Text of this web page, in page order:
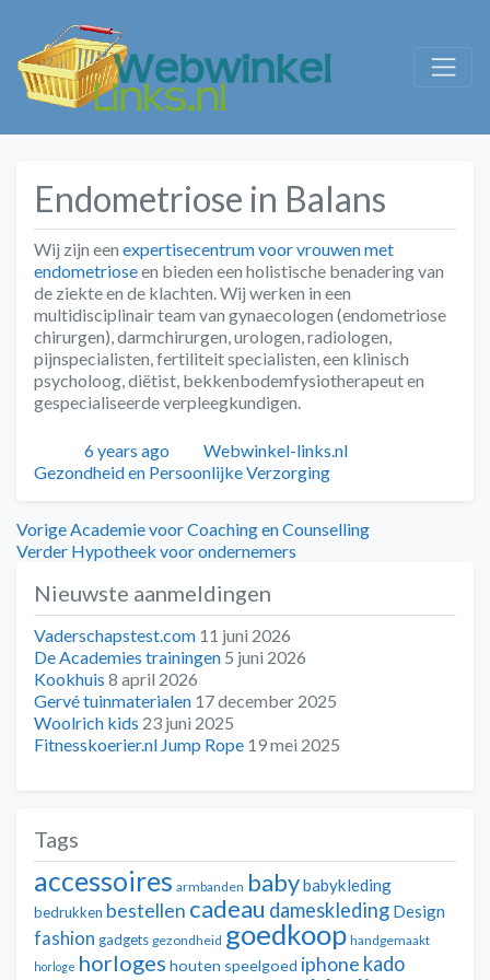
Endometriose in Balans
Wij zijn een expertisecentrum voor vrouwen met
endometrioseen bieden een holistische benadering van
de ziekte en de klachten. Wij werken in een
multidisciplinair team van gynaecologen (endometriose
chirurgen), darmchirurgen, urologen, radiologen,
pijnspecialisten, fertiliteit specialisten, een klinisch
psycholoog, diëtist, bekkenbodemfysiotherapeut en
gespecialiseerde verpleegkundigen.
Geplaatst
6 years ago Auteur
Webwinkel-links.nl
Gezondheid en Persoonlijke Verzorging
Bericht
navigatie
Vorige Vorig
bericht:
Academie voor Coaching en Counselling
Verder Volgend
Hypotheek voor ondernemers
Nieuwste aanmeldingen
Vaderschapstest.com 11 juni 2026
De Academies trainingen 5 juni 2026
Kookhuis 8 april 2026
Gervé tuinmaterialen 17 december 2025
Woolrich kids 23 juni 2025
Fitnesskoerier.nl Jump Rope 19 mei 2025
Tags
accessoires armbanden babybabykleding
bedrukken bestellen cadeau dameskleding Design
fashion gadgets gezondheid goedkoop handgemaakt
horloge horloges houten speelgoed iphone kado